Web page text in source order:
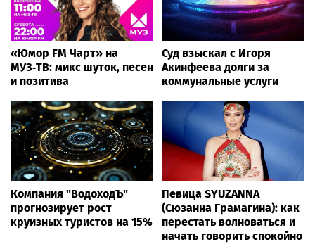
«Юмор FM Чарт» на
МУЗ‑ТВ: микс шуток, песен
и позитива
Суд взыскал с Игоря
Акинфеева долги за
коммунальные услуги
Компания "ВодоходЪ"
прогнозирует рост
круизных туристов на 15%
Певица SYUZANNA
(Сюзанна Грамагина): как
перестать волноваться и
начать говорить спокойно